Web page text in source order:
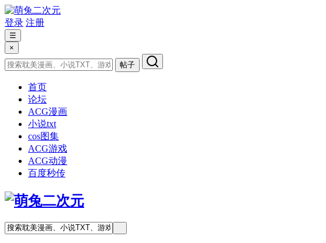
登录 注册
☰
×
帖子
首页
论坛
ACG漫画
小说txt
cos图集
ACG游戏
ACG动漫
百度秒传